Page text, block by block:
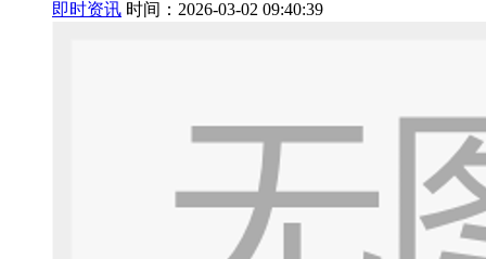
即时资讯 时间：2026-03-02 09:40:39